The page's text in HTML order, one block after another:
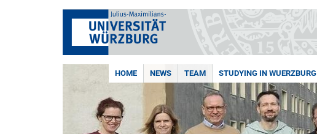
HOME NEWS TEAM STUDYING IN WUERZBURG